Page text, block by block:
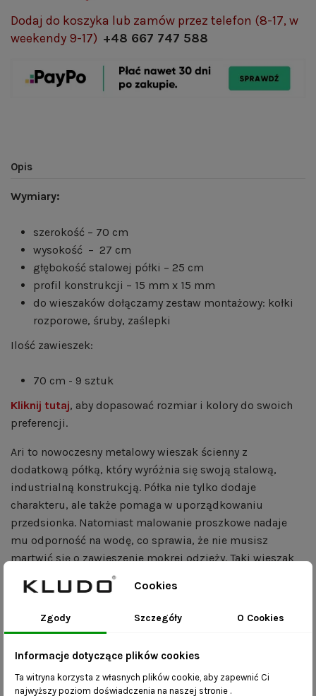
Dodaj do koszyka lub zamów przez telefon (8-17, w
weekendy 9-17) +48 667 747 588
Opis
Wymiary:
szerokość – 70 cm
wysokość – 27 cm
głębokość stalowej półki – 25 cm
profil konstrukcji – 15 mm x 15 mm
do wieszaków dołączamy zestaw montażowy: kołki
rozporowe, śruby, zaślepki
Ilość zawieszek:
70 cm - 9 sztuk
Kliknij tutaj, aby dopasować rozmiar i kolory do swoich
preferencji.
Ari to nowoczesny metalowy wieszak ścienny z
dodatkową półką, który wyróżnia się swoją stalową,
industrialną konstrukcją. Półka nie tylko dodaje
charakteru, ale także pomaga w uporządkowaniu
przedsionka. Natomiast malowanie proszkowe nadaje
mu odporność na wodę, co sprawia, że nie musisz
martwić się o zawieszenie mokrej odzieży. Taki wieszak
idealnie wpasuje się w łazienkę o surowym designie,
gdzie może służyć jako miejsce na ręczniki czy szlafroki.
Ponadto idealnie sprawdzi się w salonie a nawet biurze.
mebel wykonany ręcznie – realizacja zamówienia
trwa do 10 dni roboczych;
Cookies
Zgody Szczegóły O Cookies
Informacje dotyczące plików cookies
Ta witryna korzysta z własnych plików cookie, aby zapewnić Ci
najwyższy poziom doświadczenia na naszej stronie .